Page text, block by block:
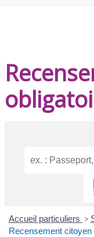
Accueil particuliers >
Recensement citoyen